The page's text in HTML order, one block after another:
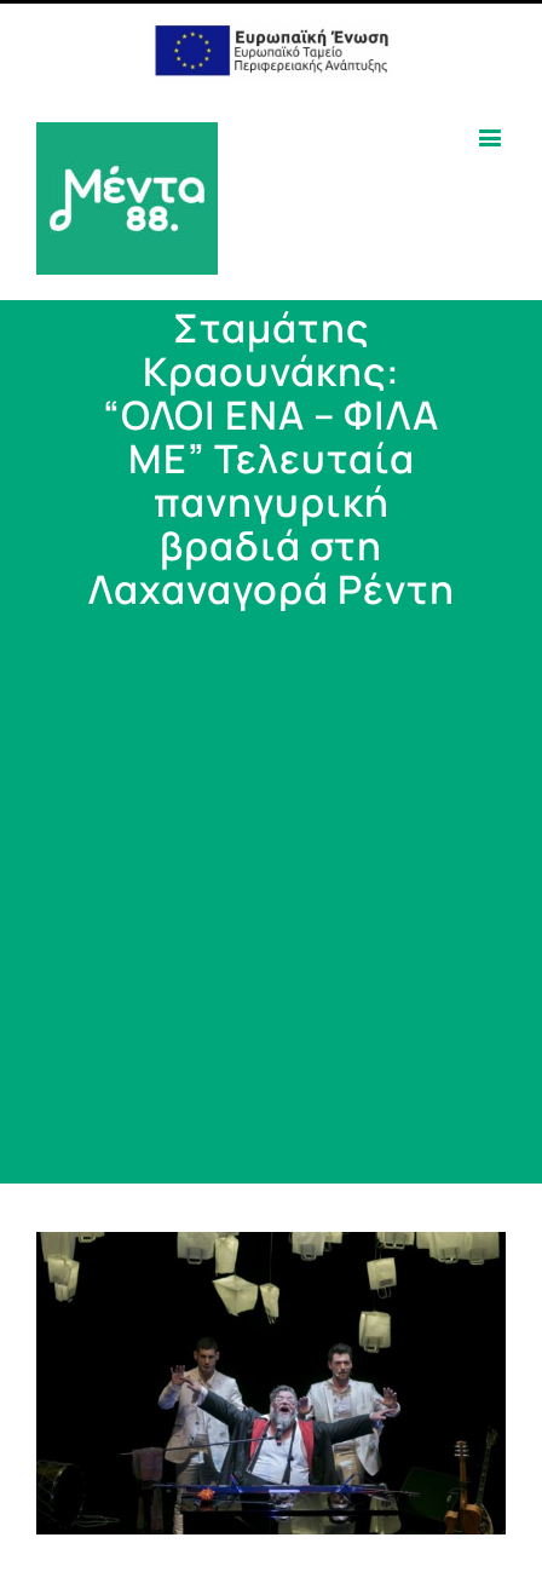
Σταμάτης
Κραουνάκης:
“ΟΛΟΙ ΕΝΑ – ΦΙΛΑ
ΜΕ” Τελευταία
πανηγυρική
βραδιά στη
Λαχαναγορά Ρέντη
View
Larger